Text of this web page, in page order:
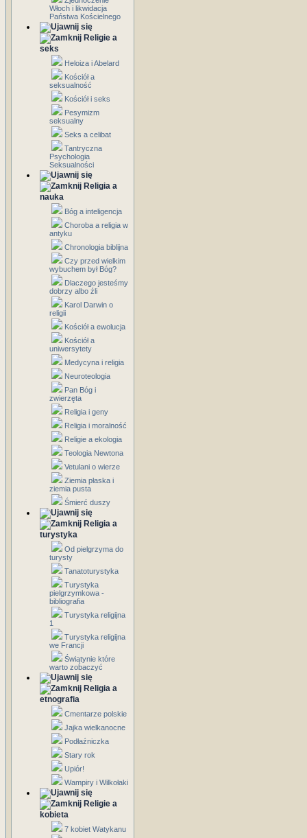
Włoch i likwidacja
Państwa Kościelnego
Religie a
seks
Heloiza i Abelard
Kościół a
seksualność
Kościół i seks
Pesymizm
seksualny
Seks a celibat
Tantryczna
Psychologia
Seksualności
Religia a
nauka
Bóg a inteligencja
Choroba a religia w
antyku
Chronologia biblijna
Czy przed wielkim
wybuchem był Bóg?
Dlaczego jesteśmy
dobrzy albo źli
Karol Darwin o
religii
Kościół a ewolucja
Kościół a
uniwersytety
Medycyna i religia
Neuroteologia
Pan Bóg i
zwierzęta
Religia i geny
Religia i moralność
Religie a ekologia
Teologia Newtona
Vetulani o wierze
Ziemia płaska i
ziemia pusta
Śmierć duszy
Religia a
turystyka
Od pielgrzyma do
turysty
Tanatoturystyka
Turystyka
pielgrzymkowa -
bibliografia
Turystyka religijna
1
Turystyka religijna
we Francji
Świątynie które
warto zobaczyć
Religia a
etnografia
Cmentarze polskie
Jajka wielkanocne
Podłaźniczka
Stary rok
Upiór!
Wampiry i Wilkołaki
Religie a
kobieta
7 kobiet Watykanu